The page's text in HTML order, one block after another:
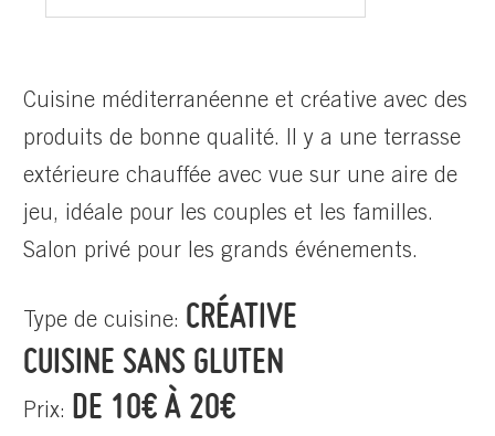
Cuisine méditerranéenne et créative avec des
produits de bonne qualité. Il y a une terrasse
extérieure chauffée avec vue sur une aire de
jeu, idéale pour les couples et les familles.
Salon privé pour les grands événements.
Type de cuisine: CRÉATIVE
CUISINE SANS GLUTEN
Prix: DE 10€ À 20€